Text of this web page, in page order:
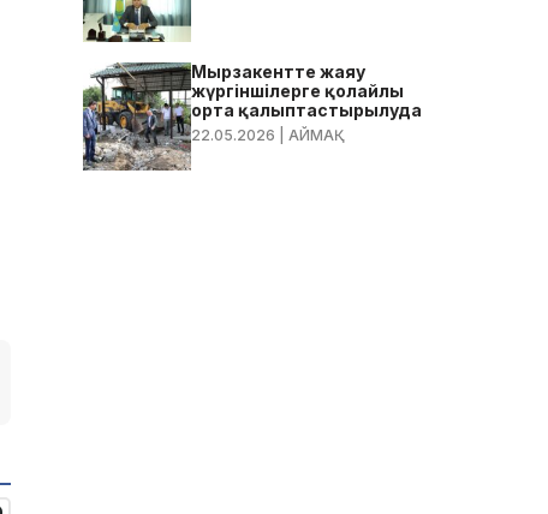
Мырзакентте жаяу
жүргіншілерге қолайлы
орта қалыптастырылуда
22.05.2026 | АЙМАҚ